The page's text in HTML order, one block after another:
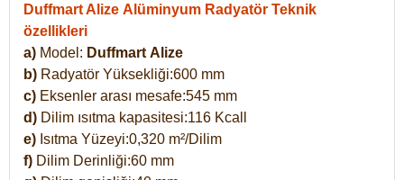
Duffmart Alize Alüminyum Radyatör Teknik
özellikleri
a) Model: Duffmart Alize
b) Radyatör Yüksekliği:600 mm
c) Eksenler arası mesafe:545 mm
d) Dilim ısıtma kapasitesi:116 Kcall
e) Isıtma Yüzeyi:0,320 m²/Dilim
f) Dilim Derinliği:60 mm